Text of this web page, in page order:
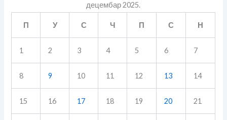
децембар 2025.
П У С Ч П С Н
1 2 3 4 5 6 7
8 9 10 11 12 13 14
15 16 17 18 19 20 21